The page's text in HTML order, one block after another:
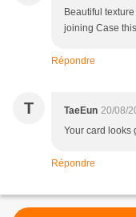
Beautiful
joining Case
Répondre
T TaeEun 20/08/
Your card looks
Répondre